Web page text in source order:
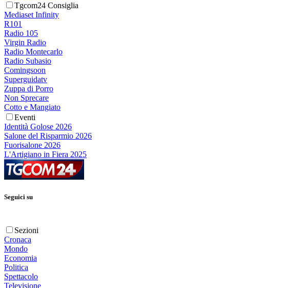
Tgcom24 Consiglia
Mediaset Infinity
R101
Radio 105
Virgin Radio
Radio Montecarlo
Radio Subasio
Comingsoon
Superguidatv
Zuppa di Porro
Non Sprecare
Cotto e Mangiato
Eventi
Identità Golose 2026
Salone del Risparmio 2026
Fuorisalone 2026
L'Artigiano in Fiera 2025
Seguici su
Sezioni
Cronaca
Mondo
Economia
Politica
Spettacolo
Televisione